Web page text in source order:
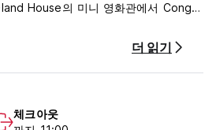
House의 미니 영화관에서 Cong에
고 있는 2000에이커 규모의 삼림지대
와 콩강(River Cong) 기슭을 따
가며 12세기 콩 수도원(Cong
더 읽기
체크아웃